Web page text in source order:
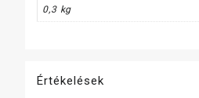
0,3 kg
Értékelések